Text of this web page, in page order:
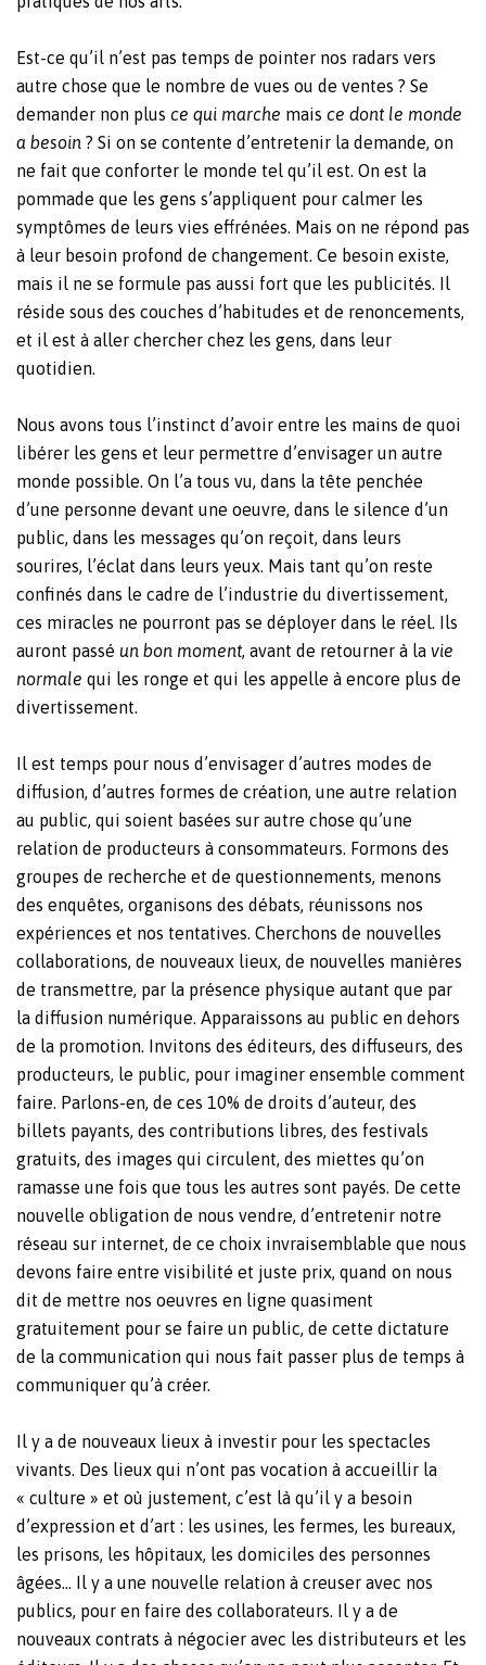
Est-ce qu’il n’est pas temps de pointer nos radars vers
autre chose que le nombre de vues ou de ventes ? Se
demander non plus ce qui marche mais ce dont le monde
a besoin ? Si on se contente d’entretenir la demande, on
ne fait que conforter le monde tel qu’il est. On est la
pommade que les gens s’appliquent pour calmer les
symptômes de leurs vies effrénées. Mais on ne répond pas
à leur besoin profond de changement. Ce besoin existe,
mais il ne se formule pas aussi fort que les publicités. Il
réside sous des couches d’habitudes et de renoncements,
et il est à aller chercher chez les gens, dans leur
quotidien.
Nous avons tous l’instinct d’avoir entre les mains de quoi
libérer les gens et leur permettre d’envisager un autre
monde possible. On l’a tous vu, dans la tête penchée
d’une personne devant une oeuvre, dans le silence d’un
public, dans les messages qu’on reçoit, dans leurs
sourires, l’éclat dans leurs yeux. Mais tant qu’on reste
confinés dans le cadre de l’industrie du divertissement,
ces miracles ne pourront pas se déployer dans le réel. Ils
auront passé un bon moment, avant de retourner à la vie
normale qui les ronge et qui les appelle à encore plus de
divertissement.
Il est temps pour nous d’envisager d’autres modes de
diffusion, d’autres formes de création, une autre relation
au public, qui soient basées sur autre chose qu’une
relation de producteurs à consommateurs. Formons des
groupes de recherche et de questionnements, menons
des enquêtes, organisons des débats, réunissons nos
expériences et nos tentatives. Cherchons de nouvelles
collaborations, de nouveaux lieux, de nouvelles manières
de transmettre, par la présence physique autant que par
la diffusion numérique. Apparaissons au public en dehors
de la promotion. Invitons des éditeurs, des diffuseurs, des
producteurs, le public, pour imaginer ensemble comment
faire. Parlons-en, de ces 10% de droits d’auteur, des
billets payants, des contributions libres, des festivals
gratuits, des images qui circulent, des miettes qu’on
ramasse une fois que tous les autres sont payés. De cette
nouvelle obligation de nous vendre, d’entretenir notre
réseau sur internet, de ce choix invraisemblable que nous
devons faire entre visibilité et juste prix, quand on nous
dit de mettre nos oeuvres en ligne quasiment
gratuitement pour se faire un public, de cette dictature
de la communication qui nous fait passer plus de temps à
communiquer qu’à créer.
Il y a de nouveaux lieux à investir pour les spectacles
vivants. Des lieux qui n’ont pas vocation à accueillir la
« culture » et où justement, c’est là qu’il y a besoin
d’expression et d’art : les usines, les fermes, les bureaux,
les prisons, les hôpitaux, les domiciles des personnes
âgées… Il y a une nouvelle relation à creuser avec nos
publics, pour en faire des collaborateurs. Il y a de
nouveaux contrats à négocier avec les distributeurs et les